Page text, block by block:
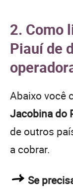
2. Como
Piauí de
Abaixo você
Jacobina do
de outros
a cobrar.
Se